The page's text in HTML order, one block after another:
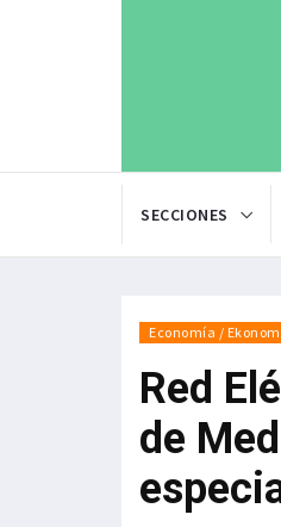
SECCIONES
Economía /
Red
de